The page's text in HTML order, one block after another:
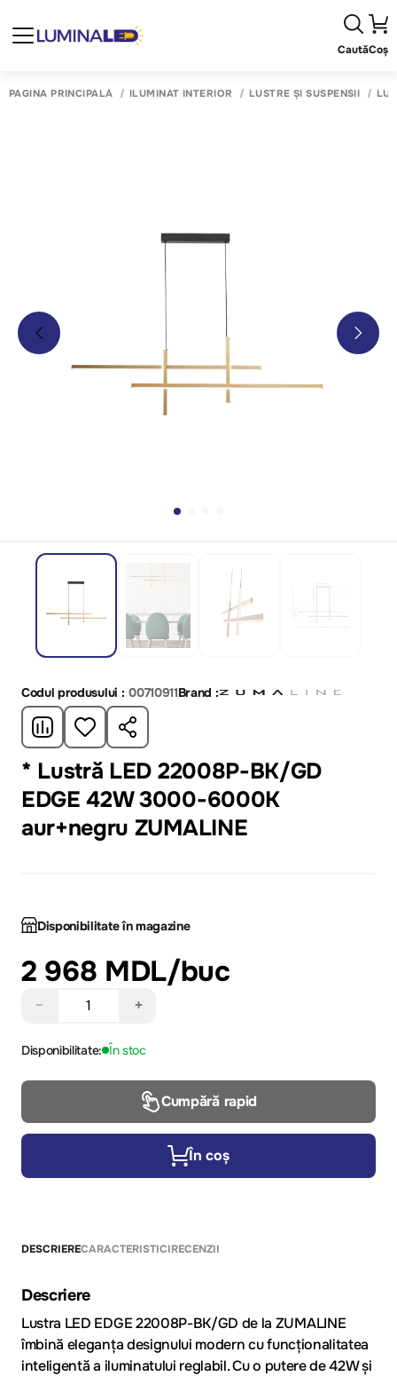
CautăCoș
PAGINA PRINCIPALĂ ILUMINAT INTERIOR LUSTRE ȘI SUSPENSII
Codul produsului : 00710911Brand :
* Lustră LED 22008P-BK/GD
EDGE 42W 3000-6000K
aur+negru ZUMALINE
Disponibilitate în magazine
2 968 MDL/buc
− +
Disponibilitate: În stoc
Cumpără rapid
În coș
DESCRIERECARACTERISTICIRECENZII
Descriere
Lustra LED EDGE 22008P-BK/GD de la ZUMALINE
îmbină eleganța designului modern cu funcționalitatea
inteligentă a iluminatului reglabil. Cu o putere de 42W și